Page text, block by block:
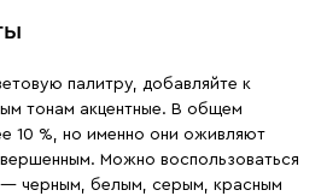
палитру, добавляйте к
тонам акцентные. В общем
10 %, но именно они оживляют
Можно воспользоваться
— черным, белым, серым, красным